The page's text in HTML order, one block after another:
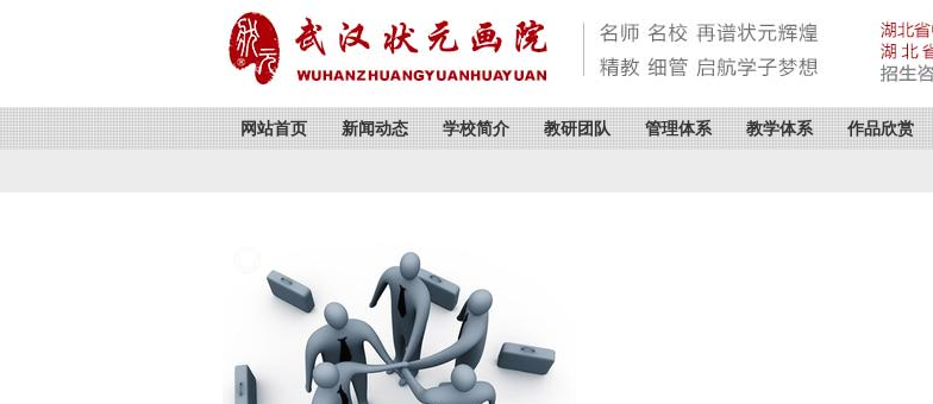
网站首页 新闻动态 学校简介 教研团队 管理体系 教学体系 作品欣赏